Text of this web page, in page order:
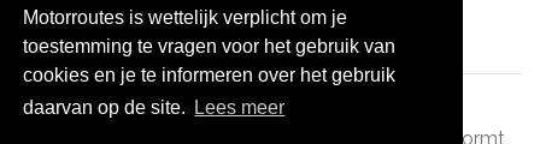
Motorroutes is wettelijk verplicht om je
toestemming te vragen voor het gebruik van
cookies en je te informeren over het gebruik
daarvan op de site.
Lees meer
vormt